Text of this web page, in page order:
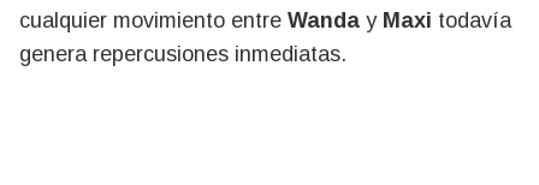
cualquier movimiento entre Wanda y Maxi todavía
genera repercusiones inmediatas.